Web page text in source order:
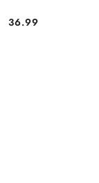
Cena:
36.99